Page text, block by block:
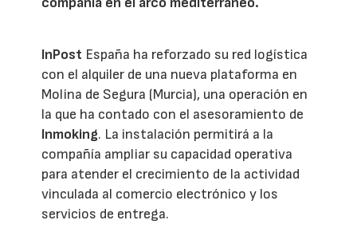
InPost España ha reforzado su red logística
con el alquiler de una nueva plataforma en
Molina de Segura (Murcia), una operación en
la que ha contado con el asesoramiento de
Inmoking. La instalación permitirá a la
compañía ampliar su capacidad operativa
para atender el crecimiento de la actividad
vinculada al comercio electrónico y los
servicios de entrega.